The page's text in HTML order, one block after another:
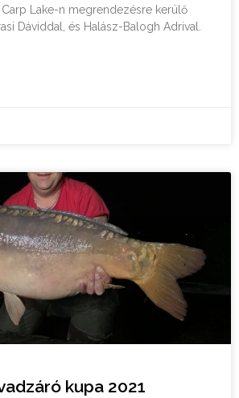
Lake-n megrendezésre kerülő
Dáviddal, és Halász-Balogh Adrival.
kupa 2021